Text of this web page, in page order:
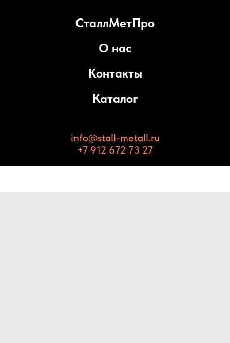
СталлМетПро
О нас
Контакты
Каталог
info@stall-metall.ru
+7 912 672 73 27